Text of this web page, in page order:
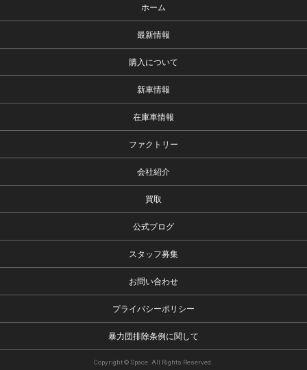
ホーム
最新情報
購入について
新車情報
在庫車情報
ファクトリー
会社紹介
買取
公式ブログ
スタッフ募集
お問い合わせ
プライバシーポリシー
暴力団排除条例に関して
Copyright © Space. All Rights Reserved.